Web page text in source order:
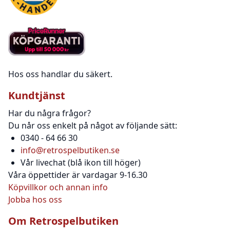
Hos oss handlar du säkert.
Kundtjänst
Har du några frågor?
Du når oss enkelt på något av följande sätt:
0340 - 64 66 30
info@retrospelbutiken.se
Vår livechat (blå ikon till höger)
Våra öppettider är vardagar 9-16.30
Köpvillkor och annan info
Jobba hos oss
Om Retrospelbutiken